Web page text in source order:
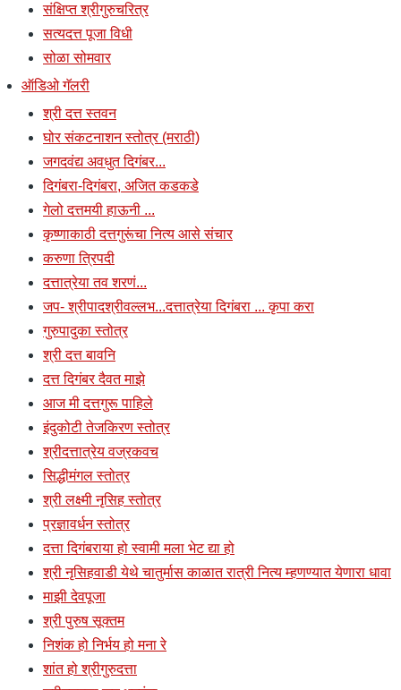
संक्षिप्त श्रीगुरुचरित्र
सत्यदत्त पूजा विधी
सोळा सोमवार
ऑडिओ गॅलरी
श्री दत्त स्तवन
घोर संकटनाशन स्तोत्र (मराठी)
जगदवंद्य अवधुत दिगंबर...
दिगंबरा-दिगंबरा, अजित कडकडे
गेलो दत्तमयी हाऊनी ...
कृष्णाकाठी दत्तगुरूंचा नित्य आसे संचार
करुणा त्रिपदी
दत्तात्रेया तव शरणं...
जप- श्रीपादश्रीवल्लभ...दत्तात्रेया दिगंबरा ... कृपा करा
गुरुपादुका स्तोत्र
श्री दत्त बावनि
दत्त दिगंबर दैवत माझे
आज मी दत्तगुरू पाहिले
इंदुकोटी तेजकिरण स्तोत्र
श्रीदत्तात्रेय वज्रकवच
सिद्धीमंगल स्तोत्र
श्री लक्ष्मी नृसिह स्तोत्र
प्रज्ञावर्धन स्तोत्र
दत्ता दिगंबराया हो स्वामी मला भेट द्या हो
श्री नृसिहवाडी येथे चातुर्मास काळात रात्री नित्य म्हणण्यात येणारा धावा
माझी देवपूजा
श्री पुरुष सूक्तम
निशंक हो निर्भय हो मना रे
शांत हो श्रीगुरुदत्ता